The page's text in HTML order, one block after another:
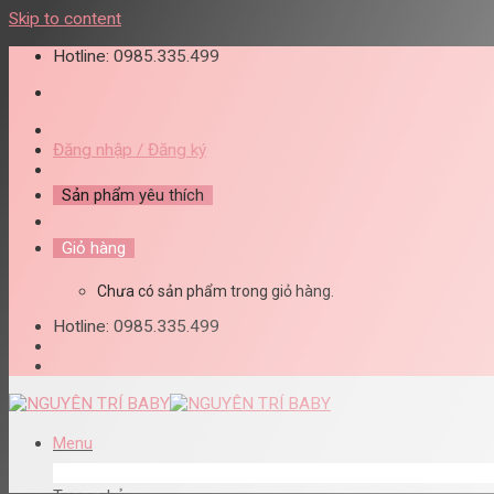
Skip to content
Hotline: 0985.335.499
Đăng nhập / Đăng ký
Sản phẩm yêu thích
Giỏ hàng
Chưa có sản phẩm trong giỏ hàng.
Hotline: 0985.335.499
Menu